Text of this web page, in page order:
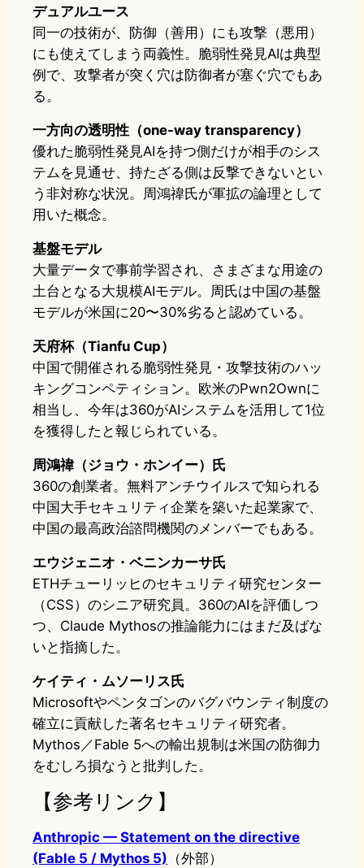
デュアルユース
同一の技術が、防御（善用）にも攻撃（悪用）
にも使えてしまう両義性。脆弱性発見AIは典型
例で、攻撃者が突く穴は防御者が塞ぐ穴でもあ
る。
一方向の透明性（one-way transparency）
優れた脆弱性発見AIを持つ側だけが相手のシス
テムを見通せ、持たざる側は反撃できないとい
う非対称な状況。周鴻禕氏が軍拡の論理として
用いた概念。
基盤モデル
大量データで事前学習され、さまざまな用途の
土台となる大規模AIモデル。周氏は中国の基盤
モデルが米国に20〜30%劣ると認めている。
天府杯（Tianfu Cup）
中国で開催される脆弱性発見・攻撃技術のハッ
キングコンペティション。欧米のPwn2Ownに
相当し、今年は360がAIシステムを活用して1位
を獲得したと報じられている。
周鴻禕（ジョウ・ホンイー）氏
360の創業者。無料アンチウイルスで知られる
中国大手セキュリティ企業を築いた起業家で、
中国の最高政治諮問機関のメンバーでもある。
エウジェニオ・ベニンカーサ氏
ETHチューリッヒのセキュリティ研究センター
（CSS）のシニア研究員。360のAIを評価しつ
つ、Claude Mythosの推論能力にはまだ及ばな
いと指摘した。
ケイティ・ムソーリス氏
Microsoftやペンタゴンのバグバウンティ制度の
確立に貢献した著名セキュリティ研究者。
Mythos／Fable 5への輸出規制は米国の防御力
をむしろ損なうと批判した。
【参考リンク】
Anthropic — Statement on the directive
(Fable 5 / Mythos 5) （外部）